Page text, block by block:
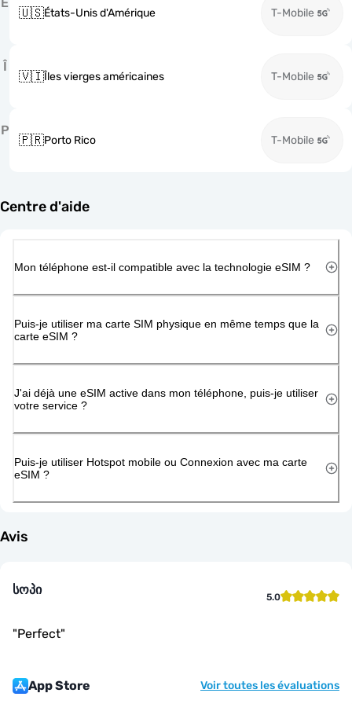
🇺🇸États-Unis d'Amérique T-Mobile
Î
🇻🇮Îles vierges américaines T-Mobile
P
🇵🇷Porto Rico T-Mobile
Centre d'aide
Mon téléphone est-il compatible avec la technologie eSIM ?
Puis-je utiliser ma carte SIM physique en même temps que la
carte eSIM ?
J'ai déjà une eSIM active dans mon téléphone, puis-je utiliser
votre service ?
Puis-je utiliser Hotspot mobile ou Connexion avec ma carte
eSIM ?
Avis
სოპი 5.0
"Perfect"
App Store Voir toutes les évaluations